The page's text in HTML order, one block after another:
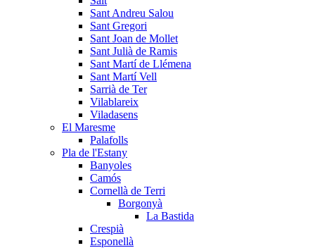
Sant Andreu Salou
Sant Gregori
Sant Joan de Mollet
Sant Julià de Ramis
Sant Martí de Llémena
Sant Martí Vell
Sarrià de Ter
Vilablareix
Viladasens
El Maresme
Palafolls
Pla de l'Estany
Banyoles
Camós
Cornellà de Terri
Borgonyà
La Bastida
Crespià
Esponellà